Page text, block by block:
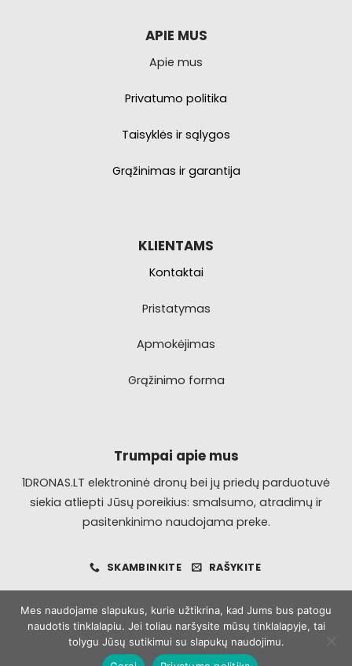
APIE MUS
Apie mus
Privatumo politika
Taisyklės ir sąlygos
Grąžinimas ir garantija
KLIENTAMS
Kontaktai
Pristatymas
Apmokėjimas
Grąžinimo forma
Trumpai apie mus
1DRONAS.LT elektroninė dronų bei jų priedų parduotuvė
siekia atliepti Jūsų poreikius: smalsumo, atradimų ir
pasitenkinimo naudojama preke.
SKAMBINKITE RAŠYKITE
Visa MasterCard
Bank
Transfer
Mes naudojame slapukus, kurie užtikrina, kad Jums bus patogu
naudotis tinklalapiu. Jei toliau naršysite mūsų tinklalapyje, tai
tolygu Jūsų sutikimui su slapukų naudojimu.